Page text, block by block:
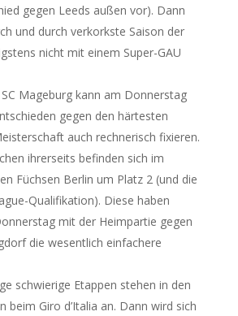
gegen Leeds außen vor). Dann
und durch verkorkste Saison der
nicht mit einem Super-GAU
Mageburg kann am Donnerstag
gegen den härtesten
auch rechnerisch fixieren.
ihrerseits befinden sich im
Füchsen Berlin um Platz 2 (und die
Qualifikation). Diese haben
mit der Heimpartie gegen
die wesentlich einfachere
schwierige Etappen stehen in den
beim Giro d’Italia an. Dann wird sich